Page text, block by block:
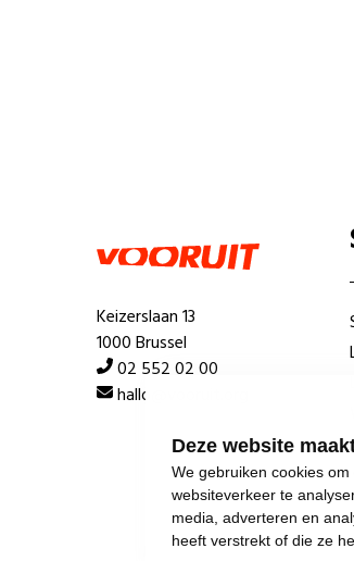
Deze website
We gebruiken cookies
websiteverkeer te
media, adverteren en
heeft verstrekt of die ze
Keizerslaan 13
1000 Brussel
02 552 02 00
hallo@vooruit.org